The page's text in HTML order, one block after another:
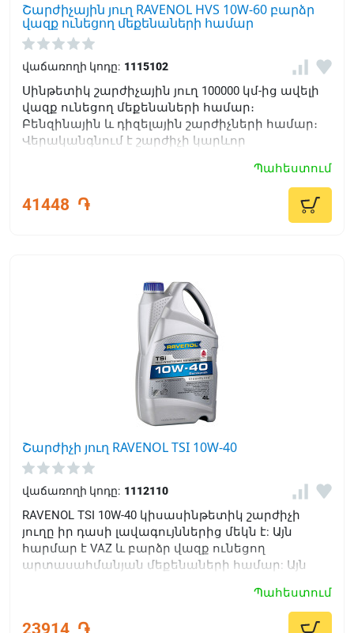
Շարժիչային յուղ RAVENOL HVS 10W-60 բարձր
վազք ունեցող մեքենաների համար
վաճառողի կոդը: 1115102
Սինթետիկ շարժիչային յուղ 100000 կմ-ից ավելի
վազք ունեցող մեքենաների համար։
Բենզինային և դիզելային շարժիչների համար։
Վերականգնում է շարժիչի կարևոր
Պահեստում
41448 ֏
Շարժիչի յուղ RAVENOL TSI 10W-40
վաճառողի կոդը: 1112110
RAVENOL TSI 10W-40 կիսասինթետիկ շարժիչի
յուղը իր դասի լավագույններից մեկն է: Այն
հարմար է VAZ և բարձր վազք ունեցող
արտասահմանյան մեքենաների համար: Այն
Պահեստում
23914 ֏